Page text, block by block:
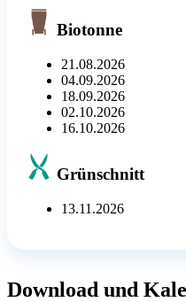
Biotonne
21.08.2026
04.09.2026
18.09.2026
02.10.2026
16.10.2026
Grünschnitt
13.11.2026
Download und